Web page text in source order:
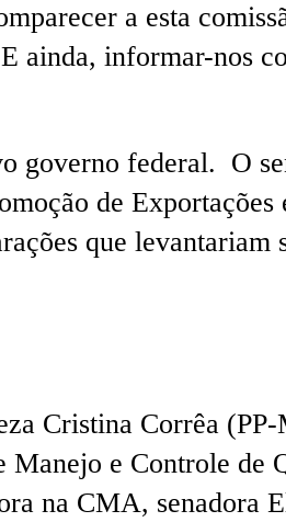
a esta
ainda, informar-nos
governo federal. O
de Exportações
que levantariam
Cristina Corrêa
e Controle de
na CMA, senadora